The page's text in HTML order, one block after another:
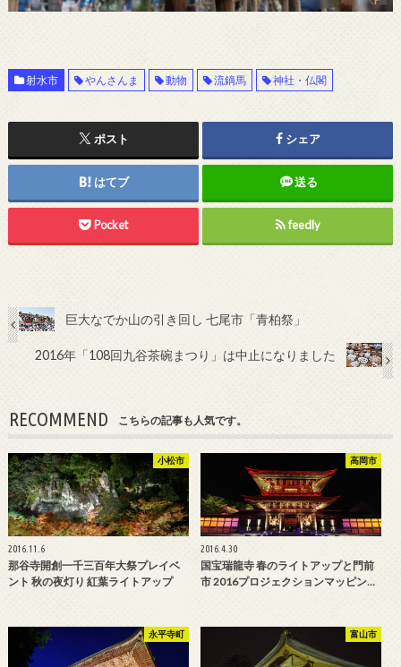
射水市 やんさんま 動物 流鏑馬 神社・仏閣
ポスト シェア
はてブ 送る
Pocket feedly
巨大なでか山の引き回し 七尾市「青柏祭」
2016年「108回九谷茶碗まつり」は中止になりました
RECOMMEND こちらの記事も人気です。
小松市
2016.11.6
那谷寺開創一千三百年大祭プレイベ
ント 秋の夜灯り 紅葉ライトアップ
高岡市
2016.4.30
国宝瑞龍寺 春のライトアップと門前
市 2016プロジェクションマッピン…
永平寺町 富山市